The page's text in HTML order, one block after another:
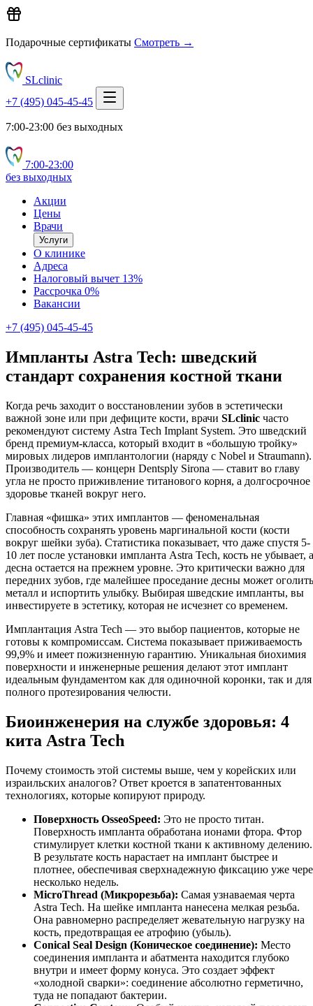
Подарочные сертификаты Смотреть →
SLclinic
+7 (495) 045-45-45
7:00-23:00 без выходных
7:00‑23:00
без выходных
Акции
Цены
Врачи
Услуги
О клинике
Адреса
Налоговый вычет 13%
Рассрочка 0%
Вакансии
+7 (495) 045-45-45
Импланты Astra Tech: шведский
стандарт сохранения костной ткани
Когда речь заходит о восстановлении зубов в эстетически
важной зоне или при дефиците кости, врачи SLclinic часто
рекомендуют систему Astra Tech Implant System. Это шведский
бренд премиум-класса, который входит в «большую тройку»
мировых лидеров имплантологии (наряду с Nobel и Straumann).
Производитель — концерн Dentsply Sirona — ставит во главу
угла не просто приживление титанового корня, а долгосрочное
здоровье тканей вокруг него.
Главная «фишка» этих имплантов — феноменальная
способность сохранять уровень маргинальной кости (кости
вокруг шейки зуба). Статистика показывает, что даже спустя 5-
10 лет после установки импланта Astra Tech, кость не убывает, а
десна остается на прежнем уровне. Это критически важно для
передних зубов, где малейшее проседание десны может оголить
металл и испортить улыбку. Выбирая шведские импланты, вы
инвестируете в эстетику, которая не исчезнет со временем.
Имплантация Astra Tech — это выбор пациентов, которые не
готовы к компромиссам. Система показывает приживаемость
99,9% и имеет пожизненную гарантию. Уникальная биохимия
поверхности и инженерные решения делают этот имплант
идеальным фундаментом как для одиночной коронки, так и для
полного протезирования челюсти.
Биоинженерия на службе здоровья: 4
кита Astra Tech
Почему стоимость этой системы выше, чем у корейских или
израильских аналогов? Ответ кроется в запатентованных
технологиях, которые копируют природу.
Поверхность OsseoSpeed: Это не просто титан.
Поверхность импланта обработана ионами фтора. Фтор
стимулирует клетки костной ткани к активному делению.
В результате кость нарастает на имплант быстрее и
плотнее, обеспечивая сверхнадежную фиксацию уже
несколько недель.
MicroThread (Микрорезьба): Самая узнаваемая черта
Astra Tech. На шейке импланта нанесена мелкая резьба.
Она равномерно распределяет жевательную нагрузку на
кость, предотвращая ее атрофию (убыль).
Conical Seal Design (Коническое соединение): Место
соединения импланта и абатмента находится глубоко
внутри и имеет форму конуса. Это создает эффект
«холодной сварки»: соединение абсолютно герметично,
туда не попадают бактерии.